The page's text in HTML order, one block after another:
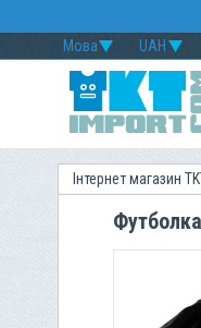
UAH
Мова
Інтернет магазин